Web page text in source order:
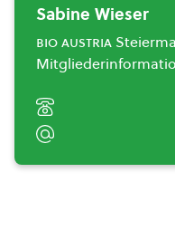
Sabine Wieser
bio austria